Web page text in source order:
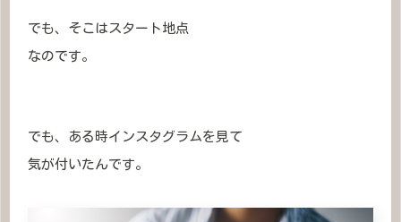
でも、そこはスタート地点
なのです。
でも、ある時インスタグラムを見て
気が付いたんです。